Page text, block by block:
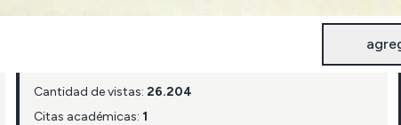
Cantidad de vistas: 26.204
Citas académicas: 1